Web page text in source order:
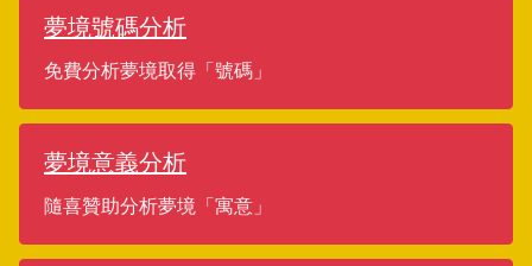
夢境號碼分析
免費分析夢境取得「號碼」
夢境意義分析
隨喜贊助分析夢境「寓意」